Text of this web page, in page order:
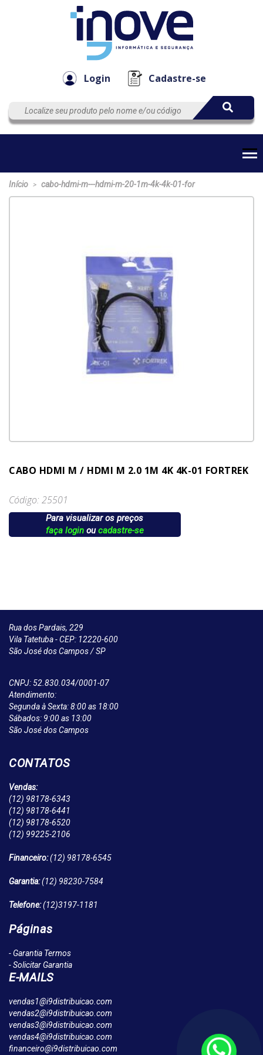
Login Cadastre-se
EmpresaAutomação
Início > cabo-hdmi-m---hdmi-m-20-1m-4k-4k-01-for
CABO HDMI M / HDMI M 2.0 1M 4K 4K-01 FORTREK
Código: 25501
Para visualizar os preços
faça loginoucadastre-se
Rua dos Pardais, 229
Vila Tatetuba - CEP: 12220-600
São José dos Campos / SP
CNPJ: 52.830.034/0001-07
Atendimento:
Segunda à Sexta: 8:00 as 18:00
Sábados: 9:00 as 13:00
São José dos Campos
CONTATOS
Vendas:
(12) 98178-6343
(12) 98178-6441
(12) 98178-6520
(12) 99225-2106
Financeiro:(12) 98178-6545
Garantia:(12) 98230-7584
Telefone:(12)3197-1181
Páginas
- Garantia Termos
- Solicitar Garantia
E-MAILS
vendas1@i9distribuicao.com
vendas2@i9distribuicao.com
vendas3@i9distribuicao.com
vendas4@i9distribuicao.com
financeiro@i9distribuicao.com